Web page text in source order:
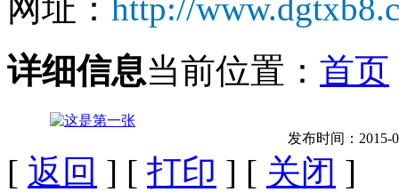
网址： http://
详细信息当前位置： 首页
发布时间：2015-
[ 返回 ] [ 打印 ] [ 关闭 ]